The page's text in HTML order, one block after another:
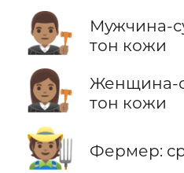
👨🏽‍⚖️
Мужчина-
тон кожи
👩🏽‍⚖️
Женщина-
тон кожи
🧑🏽‍🌾 Фермер: